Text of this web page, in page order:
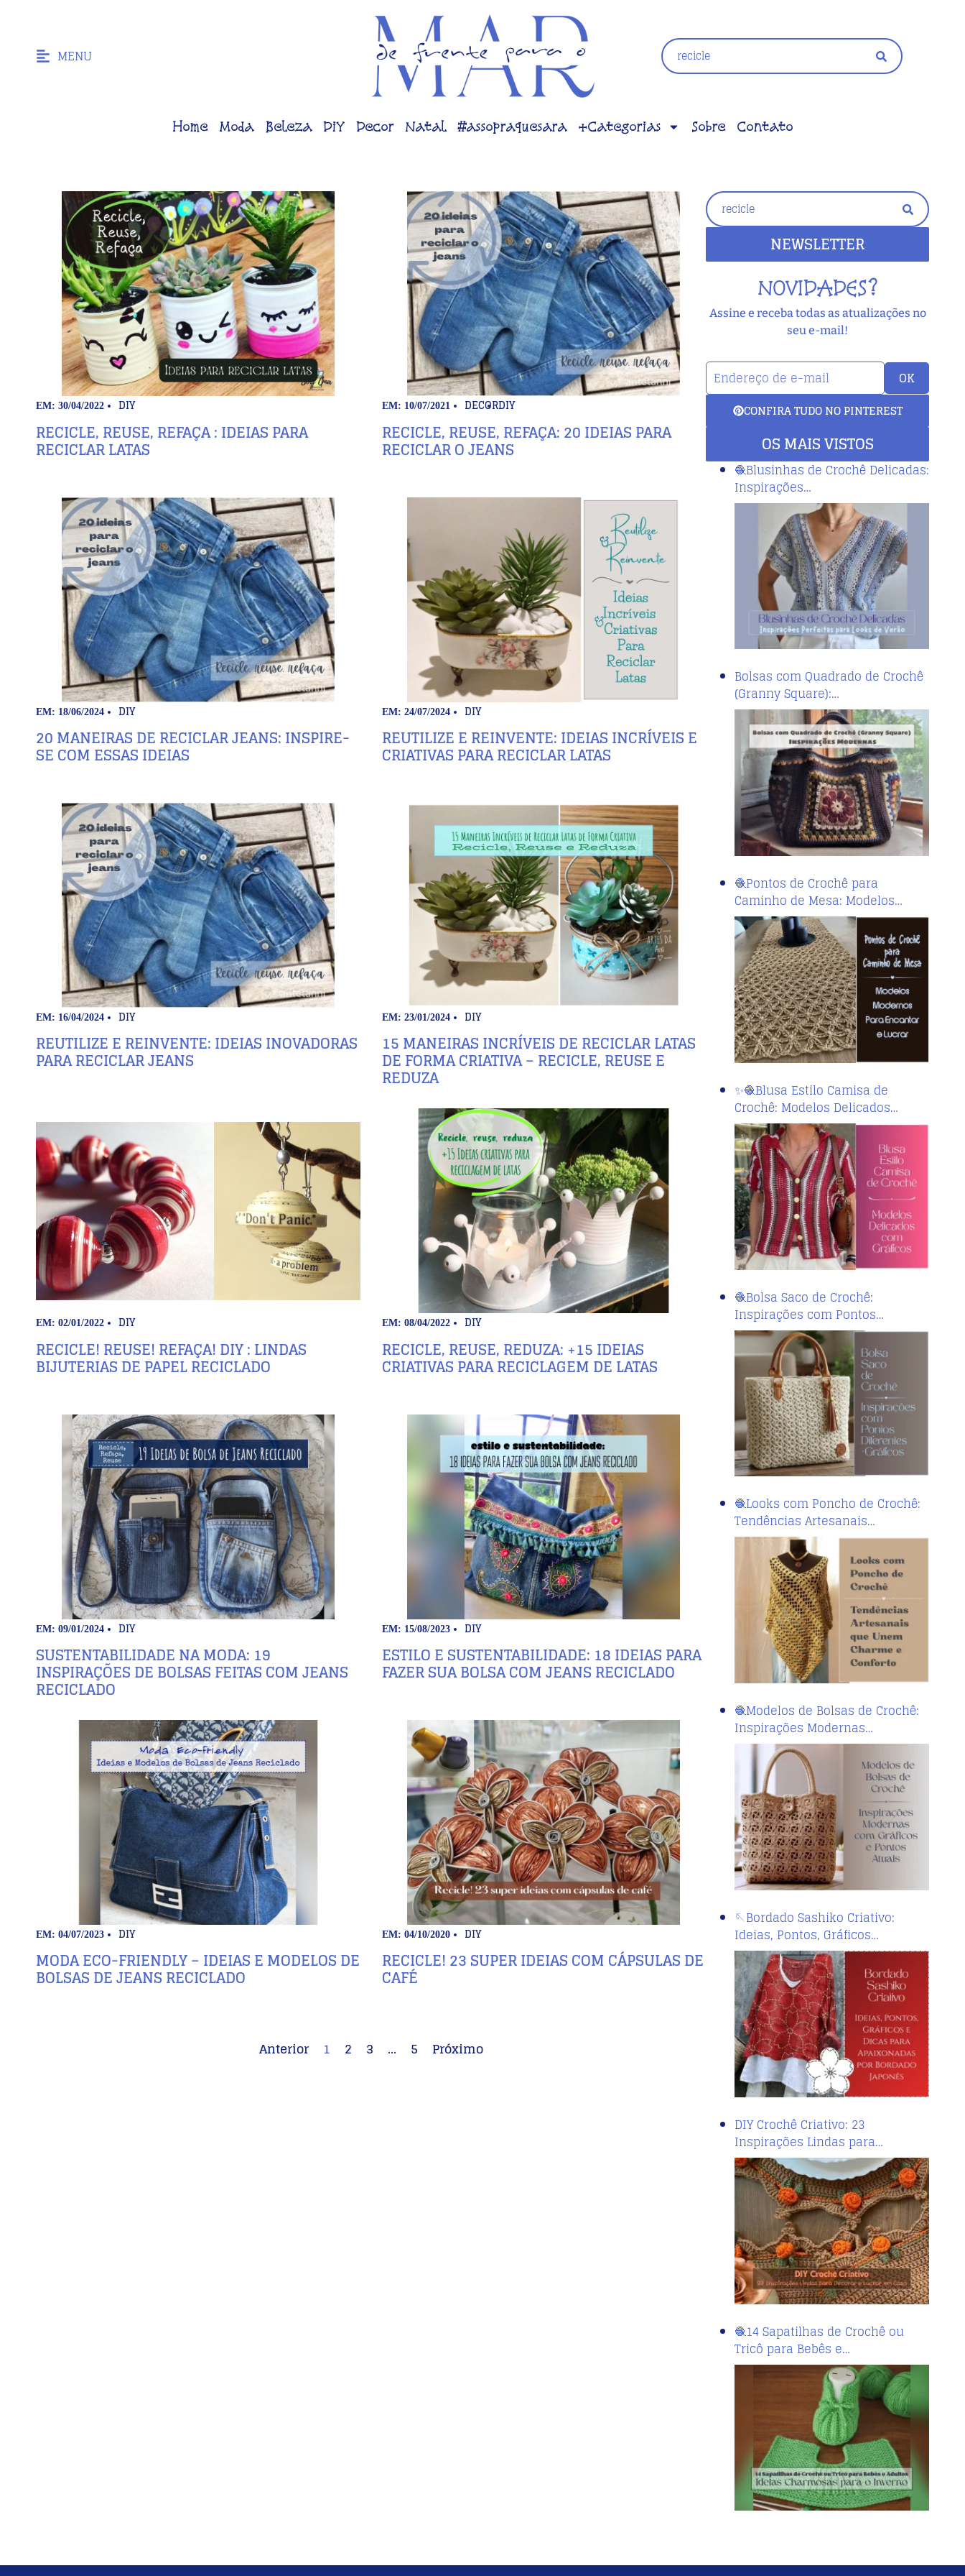
MENU
Home Moda Beleza DiY Decor Natal #assopraquesara +Categorias Sobre Contato
EM: 30/04/2022 DIY
RECICLE, REUSE, REFAÇA : IDEIAS PARA
RECICLAR LATAS
EM: 10/07/2021 DECORDIY
RECICLE, REUSE, REFAÇA: 20 IDEIAS PARA
RECICLAR O JEANS
EM: 18/06/2024 DIY
20 MANEIRAS DE RECICLAR JEANS: INSPIRE-
SE COM ESSAS IDEIAS
EM: 24/07/2024 DIY
REUTILIZE E REINVENTE: IDEIAS INCRÍVEIS E
CRIATIVAS PARA RECICLAR LATAS
EM: 16/04/2024 DIY
REUTILIZE E REINVENTE: IDEIAS INOVADORAS
PARA RECICLAR JEANS
EM: 23/01/2024 DIY
15 MANEIRAS INCRÍVEIS DE RECICLAR LATAS
DE FORMA CRIATIVA – RECICLE, REUSE E
REDUZA
EM: 02/01/2022 DIY
RECICLE! REUSE! REFAÇA! DIY : LINDAS
BIJUTERIAS DE PAPEL RECICLADO
EM: 08/04/2022 DIY
RECICLE, REUSE, REDUZA: +15 IDEIAS
CRIATIVAS PARA RECICLAGEM DE LATAS
EM: 09/01/2024 DIY
SUSTENTABILIDADE NA MODA: 19
INSPIRAÇÕES DE BOLSAS FEITAS COM JEANS
RECICLADO
EM: 15/08/2023 DIY
ESTILO E SUSTENTABILIDADE: 18 IDEIAS PARA
FAZER SUA BOLSA COM JEANS RECICLADO
EM: 04/07/2023 DIY
MODA ECO-FRIENDLY – IDEIAS E MODELOS DE
BOLSAS DE JEANS RECICLADO
EM: 04/10/2020 DIY
RECICLE! 23 SUPER IDEIAS COM CÁPSULAS DE
CAFÉ
Anterior 1 2 3 … 5 Próximo
NEWSLETTER
NOVIDADES?
Assine e receba todas as atualizações no
seu e-mail!
OK
CONFIRA TUDO NO PINTEREST
OS MAIS VISTOS
🧶Blusinhas de Crochê Delicadas:
Inspirações…
Bolsas com Quadrado de Crochê
(Granny Square):…
🧶Pontos de Crochê para
Caminho de Mesa: Modelos…
✨🧶Blusa Estilo Camisa de
Crochê: Modelos Delicados…
🧶Bolsa Saco de Crochê:
Inspirações com Pontos…
🧶Looks com Poncho de Crochê:
Tendências Artesanais…
🧶Modelos de Bolsas de Crochê:
Inspirações Modernas…
🪡Bordado Sashiko Criativo:
Ideias, Pontos, Gráficos…
DIY Crochê Criativo: 23
Inspirações Lindas para…
🧶14 Sapatilhas de Crochê ou
Tricô para Bebês e…